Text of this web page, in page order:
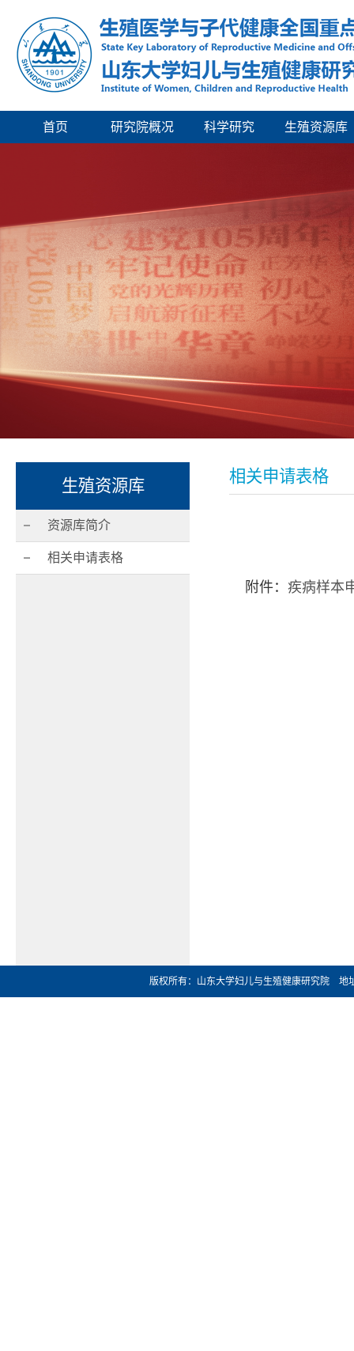
首页 研究院概况 科学研究 生殖资源库
生殖资源库
资源库简介
相关申请表格
相关申请表格
附件： 疾病样本
版权所有：山东大学妇儿与生殖健康研究院 地